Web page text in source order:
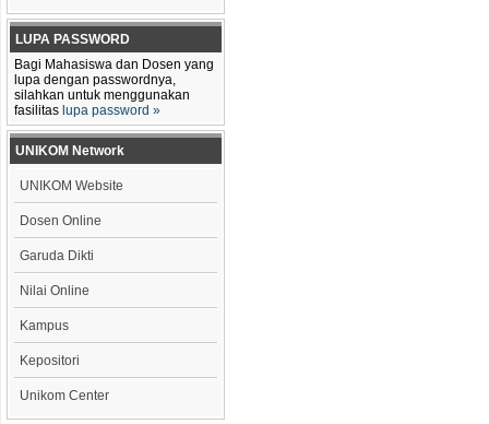
LUPA PASSWORD
Bagi Mahasiswa dan Dosen yang
lupa dengan passwordnya,
silahkan untuk menggunakan
fasilitas lupa password »
UNIKOM Network
UNIKOM Website
Dosen Online
Garuda Dikti
Nilai Online
Kampus
Kepositori
Unikom Center